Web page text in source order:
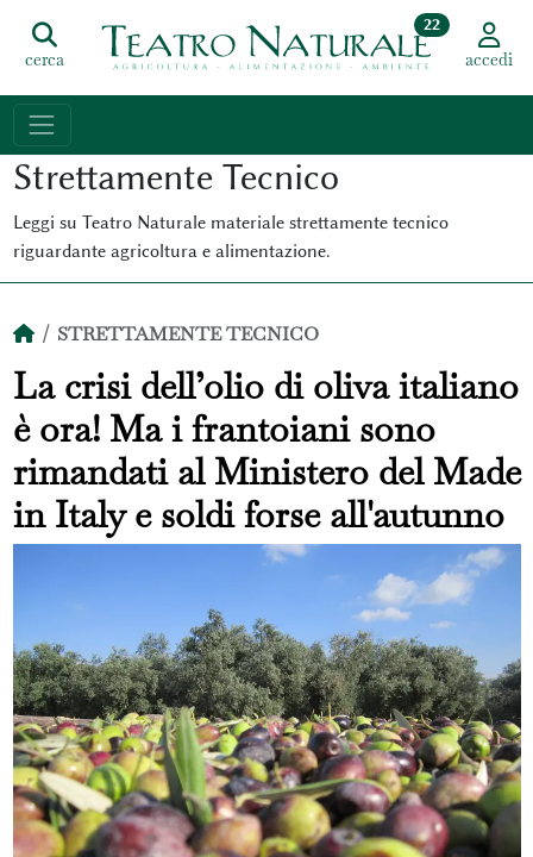
cerca
22
accedi
Strettamente Tecnico
Leggi su Teatro Naturale materiale strettamente tecnico
riguardante agricoltura e alimentazione.
STRETTAMENTE TECNICO
La crisi dell’olio di oliva italiano
è ora! Ma i frantoiani sono
rimandati al Ministero del Made
in Italy e soldi forse all'autunno